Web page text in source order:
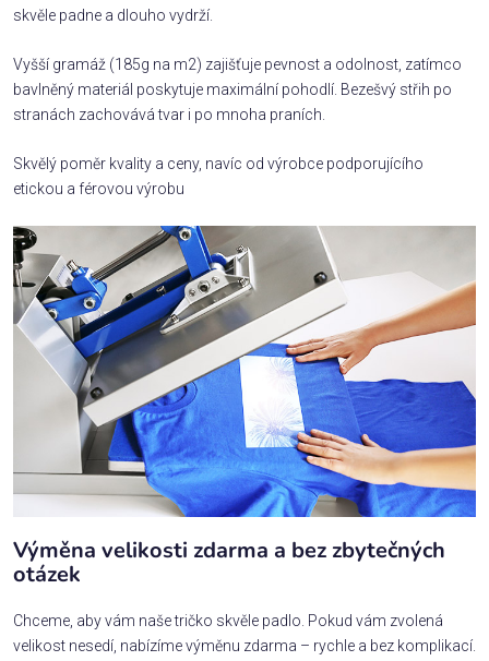
skvěle padne a dlouho vydrží.
Vyšší gramáž (185g na m2) zajišťuje pevnost a odolnost, zatímco
bavlněný materiál poskytuje maximální pohodlí. Bezešvý střih po
stranách zachovává tvar i po mnoha praních.
Skvělý poměr kvality a ceny, navíc od výrobce podporujícího
etickou a férovou výrobu
Výměna velikosti zdarma a bez zbytečných
otázek
Chceme, aby vám naše tričko skvěle padlo. Pokud vám zvolená
velikost nesedí, nabízíme výměnu zdarma – rychle a bez komplikací.